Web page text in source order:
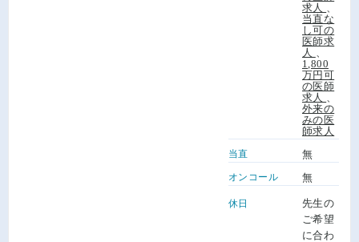
求人
当直な
し可の
医師求
人
1,800
万円可
の医師
求人
外来の
みの医
師求人
当直 無
オンコール 無
休日
先生の
ご希望
に合わ